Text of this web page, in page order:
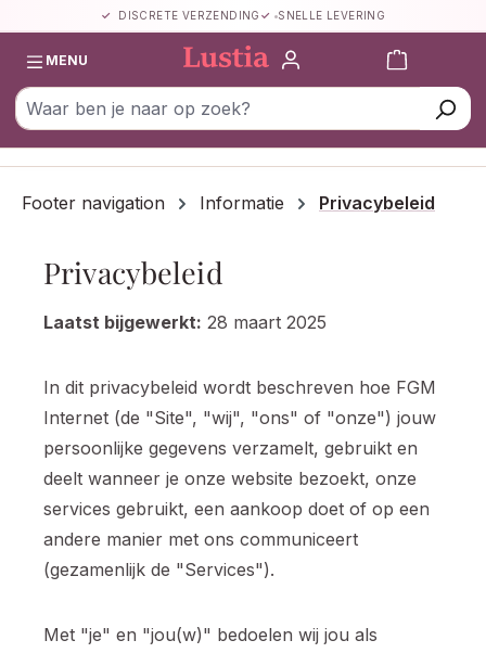
Ga naar de hoofdinhoud
DISCRETE VERZENDING SNELLE LEVERING
MENU
Footer navigation Informatie Privacybeleid
Privacybeleid
Laatst bijgewerkt: 28 maart 2025
In dit privacybeleid wordt beschreven hoe FGM
Internet (de "Site", "wij", "ons" of "onze") jouw
persoonlijke gegevens verzamelt, gebruikt en
deelt wanneer je onze website bezoekt, onze
services gebruikt, een aankoop doet of op een
andere manier met ons communiceert
(gezamenlijk de "Services").
Met "je" en "jou(w)" bedoelen wij jou als